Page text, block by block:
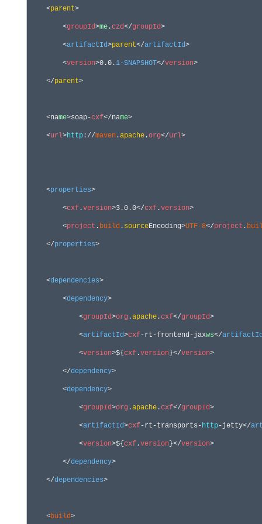
    <
parent>
        <
groupId>me .czd</groupId>
        <
artifactId>parent</artifactId>
        <
version>0.0. 1-SNAPSHOT</version>
    </
parent>
    <na
me>soap-cxf</name>
    <
url>http : //maven .apache .org</url>
    <
properties>
        <
cxf .version>3.0.0</cxf .version>
        <
project . build . sourceEncoding>UTF-8</project .
    </
properties>
    <
dependencies>
        <
dependency>
            <
groupId>org .apache .cxf</groupId>
            <
artifactId>cxf-rt-frontend-jaxws</artifactId
            <
version>${cxf .version}</version>
        </
dependency>
        <
dependency>
            <
groupId>org .apache .cxf</groupId>
            <
artifactId>cxf-rt-transports- http-jetty</
            <
version>${cxf .version}</version>
        </
dependency>
    </
dependencies>
    <
build>